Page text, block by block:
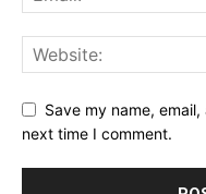
Save my name,
next time I comment.